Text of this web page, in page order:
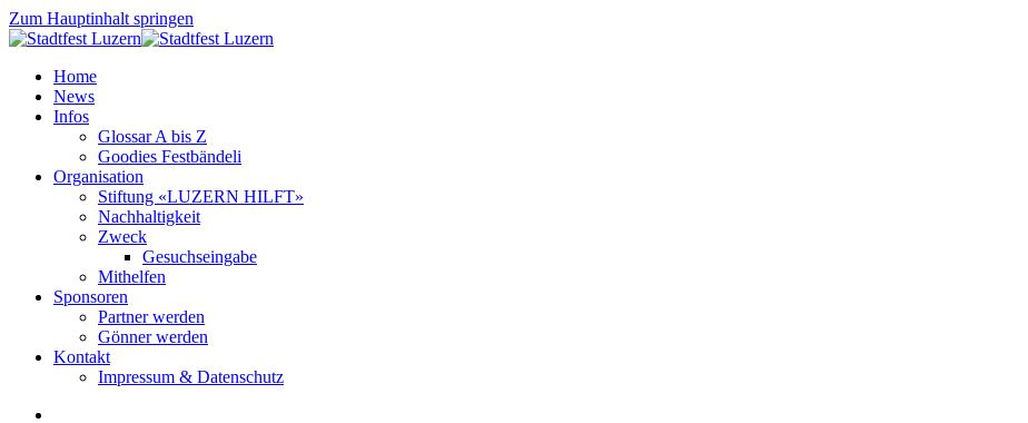
Zum Hauptinhalt springen
Home
News
Infos
Glossar A bis Z
Goodies Festbändeli
Organisation
Stiftung «LUZERN HILFT»
Nachhaltigkeit
Zweck
Gesuchseingabe
Mithelfen
Sponsoren
Partner werden
Gönner werden
Kontakt
Impressum & Datenschutz